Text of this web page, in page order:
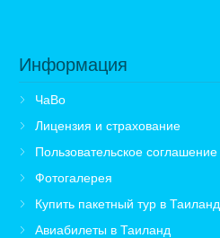
Информация
ЧаВо
Лицензия и страхование
Пользовательское соглашение
Фотогалерея
Купить пакетный тур в Таиланд
Авиабилеты в Таиланд